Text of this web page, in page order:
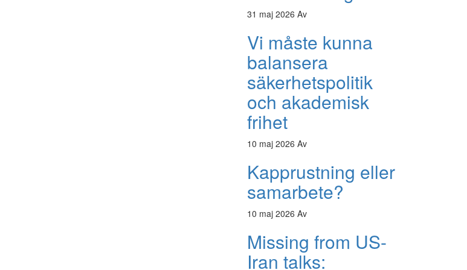
31 maj 2026 Av
Vi måste kunna
balansera
säkerhetspolitik
och akademisk
frihet
10 maj 2026 Av
Kapprustning eller
samarbete?
10 maj 2026 Av
Missing from US-
Iran talks: